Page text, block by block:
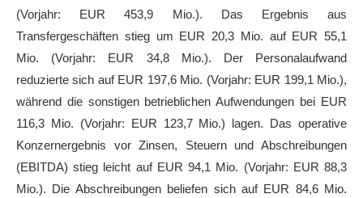
(Vorjahr: EUR 453,9 Mio.). Das Ergebnis aus
Transfergeschäften stieg um EUR 20,3 Mio. auf EUR 55,1
Mio. (Vorjahr: EUR 34,8 Mio.). Der Personalaufwand
reduzierte sich auf EUR 197,6 Mio. (Vorjahr: EUR 199,1 Mio.),
während die sonstigen betrieblichen Aufwendungen bei EUR
116,3 Mio. (Vorjahr: EUR 123,7 Mio.) lagen. Das operative
Konzernergebnis vor Zinsen, Steuern und Abschreibungen
(EBITDA) stieg leicht auf EUR 94,1 Mio. (Vorjahr: EUR 88,3
Mio.). Die Abschreibungen beliefen sich auf EUR 84,6 Mio.